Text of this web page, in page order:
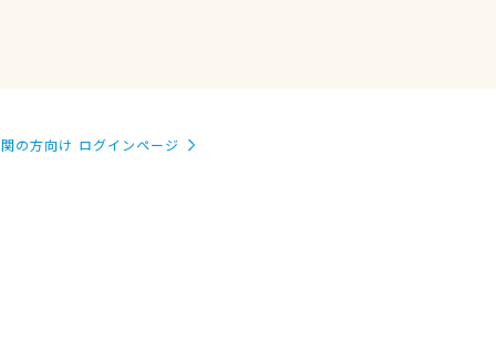
の方向け ログインページ